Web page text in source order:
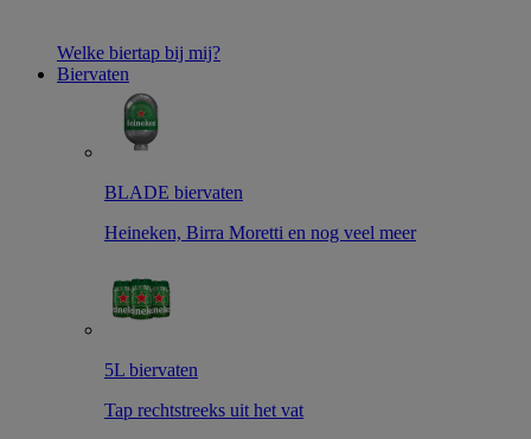
Welke biertap bij mij?
Biervaten
BLADE biervaten
Heineken, Birra Moretti en nog veel meer
5L biervaten
Tap rechtstreeks uit het vat